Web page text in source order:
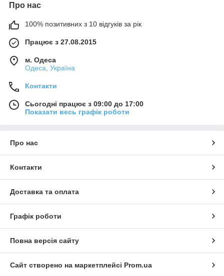
Про нас
100% позитивних з 10 відгуків за рік
Працює з 27.08.2015
м. Одеса
Одеса, Україна
Контакти
Сьогодні працює з 09:00 до 17:00
Показати весь графік роботи
Про нас
Контакти
Доставка та оплата
Графік роботи
Повна версія сайту
Сайт створено на маркетплейсі Prom.ua